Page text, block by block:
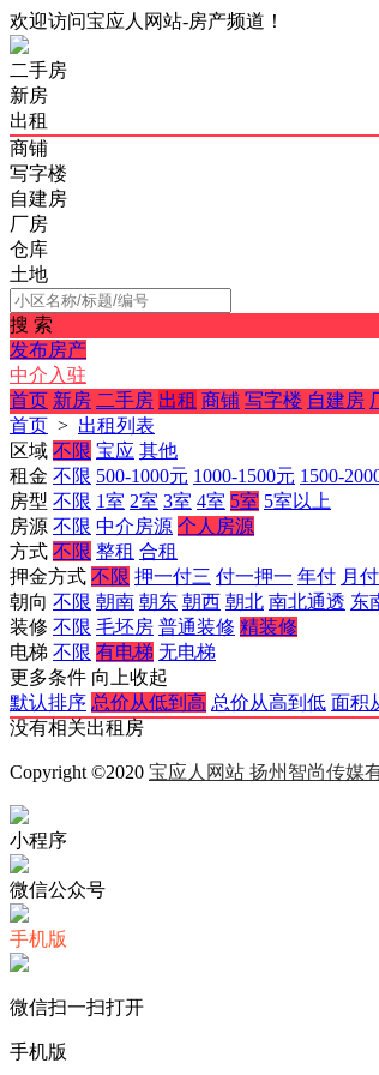
欢迎访问宝应人网站-房产频道！
二手房
新房
出租
商铺
写字楼
自建房
厂房
仓库
土地
搜 索
发布房产
中介入驻
首页 新房 二手房 出租 商铺 写字楼 自建房
首页 > 出租列表
区域 不限 宝应 其他
租金 不限 500-1000元 1000-1500元 1500-
房型 不限 1室 2室 3室 4室 5室 5室以上
房源 不限 中介房源 个人房源
方式 不限 整租 合租
押金方式 不限 押一付三 付一押一 年付 月付
朝向 不限 朝南 朝东 朝西 朝北 南北通透 东
装修 不限 毛坯房 普通装修 精装修
电梯 不限 有电梯 无电梯
更多条件 向上收起
默认排序 总价从低到高 总价从高到低 面积
没有相关出租房
Copyright ©2020 宝应人网站 扬州智尚传媒
小程序
微信公众号
手机版
微信扫一扫打开
手机版